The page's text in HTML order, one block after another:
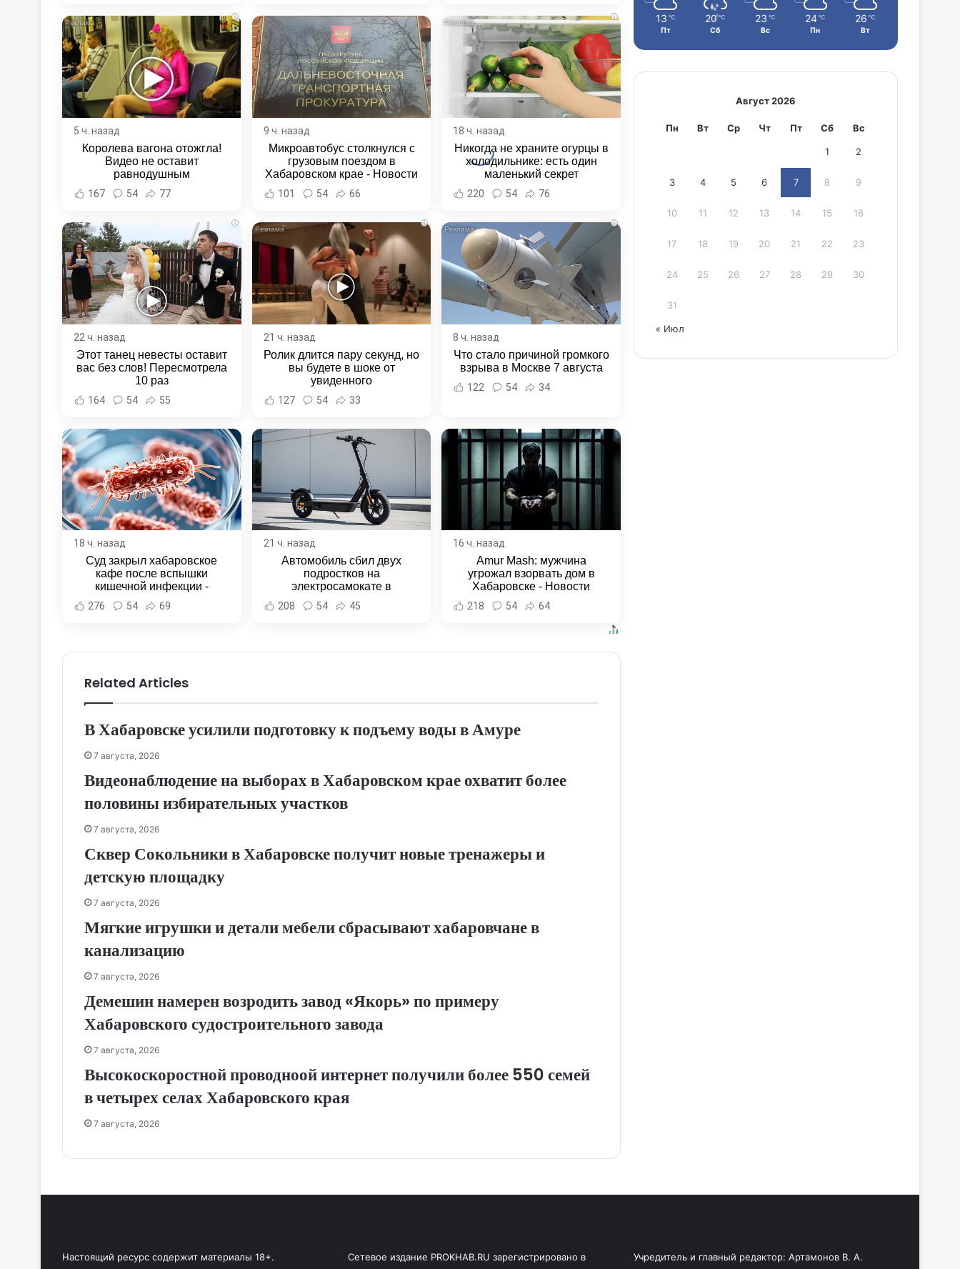
i
5 ч. назад
Королева вагона отожгла!
Видео не оставит
равнодушным
167 54 77
9 ч. назад
Микроавтобус столкнулся с
грузовым поездом в
Хабаровском крае - Новости
Хабаровска и Хабаровского
края
101 54 66
i
18 ч. назад
Никогда не храните огурцы в
холодильнике: есть один
маленький секрет
220 54 76
i
22 ч. назад
Этот танец невесты оставит
вас без слов! Пересмотрела
10 раз
164 54 55
i
21 ч. назад
Ролик длится пару секунд, но
вы будете в шоке от
увиденного
127 54 33
i
8 ч. назад
Что стало причиной громкого
взрыва в Москве 7 августа
122 54 34
18 ч. назад
Суд закрыл хабаровское
кафе после вспышки
кишечной инфекции -
Новости Хабаровска и
Хабаровского края
276 54 69
21 ч. назад
Автомобиль сбил двух
подростков на
электросамокате в
Комсомольске-на-Амуре -
Новости Хабаровска и
208 54 45
16 ч. назад
Amur Mash: мужчина
угрожал взорвать дом в
Хабаровске - Новости
Хабаровска и Хабаровского
края
218 54 64
Related Articles
В Хабаровске усилили подготовку к подъему воды в Амуре
7 августа, 2026
Видеонаблюдение на выборах в Хабаровском крае охватит более
половины избирательных участков
7 августа, 2026
Сквер Сокольники в Хабаровске получит новые тренажеры и
детскую площадку
7 августа, 2026
Мягкие игрушки и детали мебели сбрасывают хабаровчане в
канализацию
7 августа, 2026
Демешин намерен возродить завод «Якорь» по примеру
Хабаровского судостроительного завода
7 августа, 2026
Высокоскоростной проводноой интернет получили более 550 семей
в четырех селах Хабаровского края
7 августа, 2026
13 ℃
Пт
20 ℃
Сб
23 ℃
Вс
24 ℃
Пн
26 ℃
Вт
Август 2026
Пн Вт Ср Чт Пт Сб Вс
1 2
3 4 5 6 7 8 9
10 11 12 13 14 15 16
17 18 19 20 21 22 23
24 25 26 27 28 29 30
31
« Июл
Настоящий ресурс содержит материалы 18+.
Сетевое издание PROKHAB.RU зарегистрировано в
Учредитель и главный редактор: Артамонов В. А.